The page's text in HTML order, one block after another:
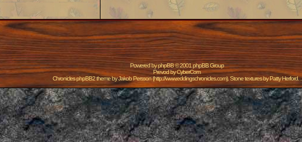
Powered byphpBB© 2001 phpBB Group
Prevod byCyberCom
Chronicles phpBB2 theme byJakob Persson(http://www.eddingschronicles.com). Stone textures byPatty Herford. .